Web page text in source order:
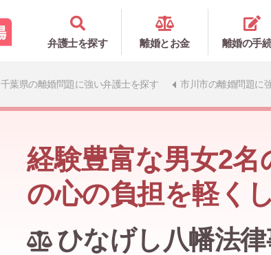
弁護士を探す 離婚とお金 離婚の手
千葉県の離婚問題に強い弁護士を探す 市川市の離婚問題に
経験豊富な男女2名
の心の負担を軽く
ひなげし八幡法